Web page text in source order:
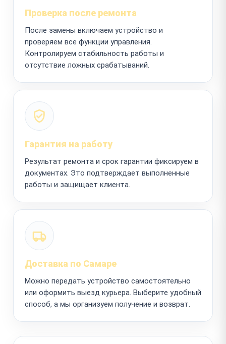
Проверка после ремонта
После замены включаем устройство и
проверяем все функции управления.
Контролируем стабильность работы и
отсутствие ложных срабатываний.
Гарантия на работу
Результат ремонта и срок гарантии фиксируем в
документах. Это подтверждает выполненные
работы и защищает клиента.
Доставка по Самаре
Можно передать устройство самостоятельно
или оформить выезд курьера. Выберите удобный
способ, а мы организуем получение и возврат.